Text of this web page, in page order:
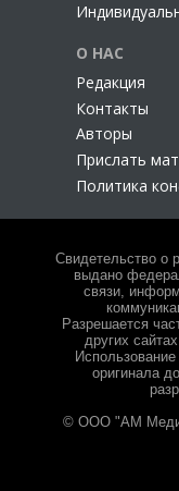
О НАС
Редакция
Контакты
Авторы
Прислать
Политика
Свидетельство
выдано
связи,
Разрешается
других
оригинала
© ООО "АМ